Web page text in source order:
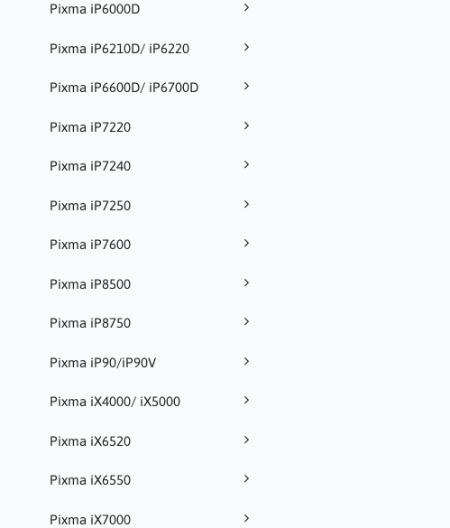
Pixma iP6000D
Pixma iP6210D/ iP6220
Pixma iP6600D/ iP6700D
Pixma iP7220
Pixma iP7240
Pixma iP7250
Pixma iP7600
Pixma iP8500
Pixma iP8750
Pixma iP90/iP90V
Pixma iX4000/ iX5000
Pixma iX6520
Pixma iX6550
Pixma iX7000